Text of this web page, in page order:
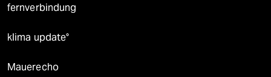
fernverbindung
klima update°
Mauerecho